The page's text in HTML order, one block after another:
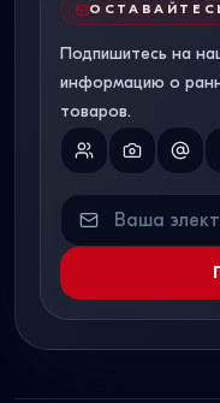
Подпишитесь на
информацию о
товаров.